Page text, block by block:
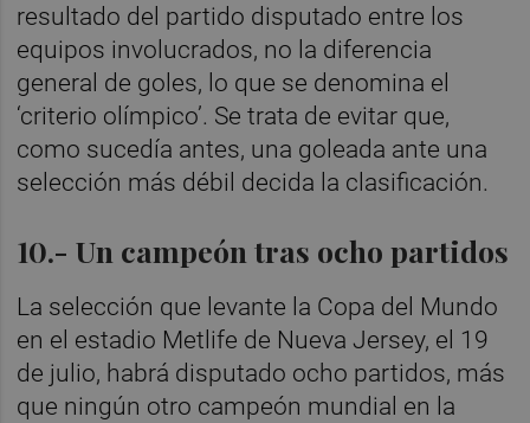
resultado del partido disputado entre los
equipos involucrados, no la diferencia
general de goles, lo que se denomina el
‘criterio olímpico’. Se trata de evitar que,
como sucedía antes, una goleada ante una
selección más débil decida la clasificación.
10.- Un campeón tras ocho partidos
La selección que levante la Copa del Mundo
en el estadio Metlife de Nueva Jersey, el 19
de julio, habrá disputado ocho partidos, más
que ningún otro campeón mundial en la